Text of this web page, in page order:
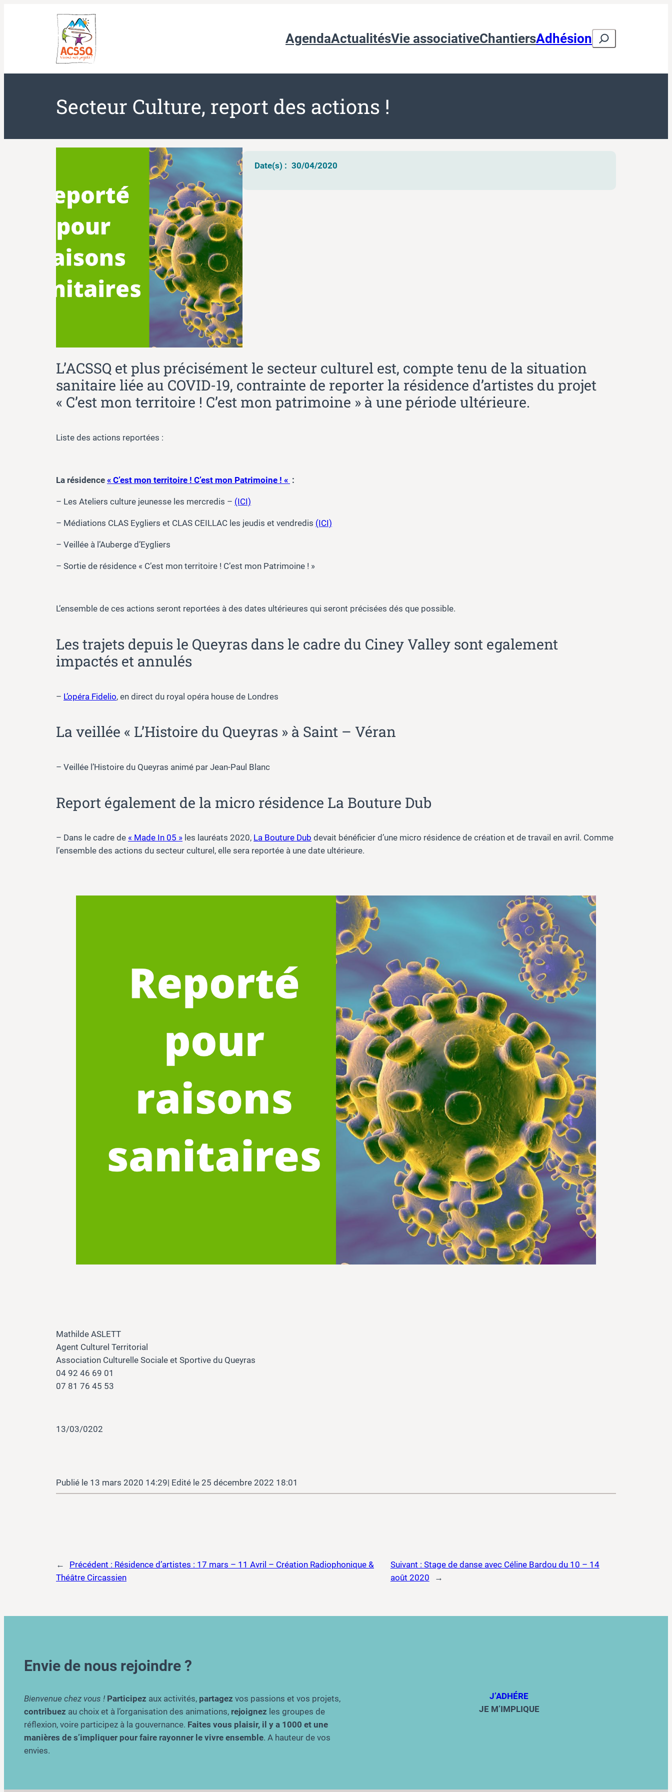
AgendaActualitésVie associativeChantiersAdhésion Search
Secteur Culture, report des actions !
Date(s) : 30/04/2020
L’ACSSQ et plus précisément le secteur culturel est, compte tenu de la situation
sanitaire liée au COVID-19, contrainte de reporter la résidence d’artistes du projet
« C’est mon territoire ! C’est mon patrimoine » à une période ultérieure.
Liste des actions reportées :
La résidence « C’est mon territoire ! C’est mon Patrimoine ! « :
– Les Ateliers culture jeunesse les mercredis – (ICI)
– Médiations CLAS Eygliers et CLAS CEILLAC les jeudis et vendredis (ICI)
– Veillée à l’Auberge d’Eygliers
– Sortie de résidence « C’est mon territoire ! C’est mon Patrimoine ! »
L’ensemble de ces actions seront reportées à des dates ultérieures qui seront précisées dés que possible.
Les trajets depuis le Queyras dans le cadre du Ciney Valley sont egalement
impactés et annulés
– L’opéra Fidelio, en direct du royal opéra house de Londres
La veillée « L’Histoire du Queyras » à Saint – Véran
– Veillée l’Histoire du Queyras animé par Jean-Paul Blanc
Report également de la micro résidence La Bouture Dub
– Dans le cadre de « Made In 05 » les lauréats 2020, La Bouture Dub devait bénéficier d’une micro résidence de création et de travail en avril. Comme
l’ensemble des actions du secteur culturel, elle sera reportée à une date ultérieure.
Mathilde ASLETT
Agent Culturel Territorial
Association Culturelle Sociale et Sportive du Queyras
04 92 46 69 01
07 81 76 45 53
13/03/0202
13 mars 2020 14:29 25 décembre 2022 18:01
← Précédent : Résidence d’artistes : 17 mars – 11 Avril – Création Radiophonique &
Théâtre Circassien
Suivant : Stage de danse avec Céline Bardou du 10 – 14
août 2020
→
Envie de nous rejoindre ?
Bienvenue chez vous ! Participez aux activités, partagez vos passions et vos projets,
contribuez au choix et à l’organisation des animations, rejoignez les groupes de
réflexion, voire participez à la gouvernance. Faites vous plaisir, il y a 1000 et une
manières de s’impliquer pour faire rayonner le vivre ensemble. A hauteur de vos
envies.
J’ADHÉRE
JE M’IMPLIQUE